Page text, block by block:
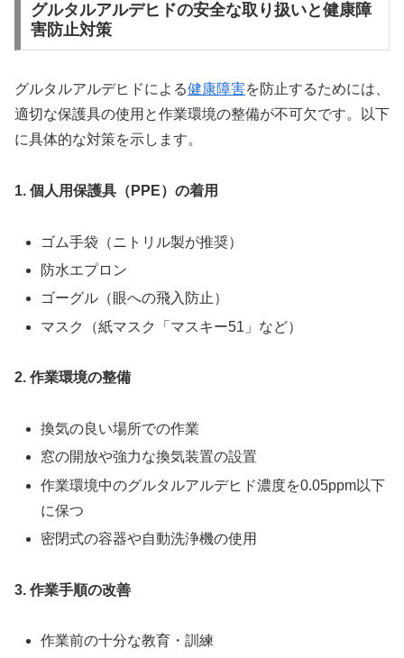
グルタルアルデヒドの安全な取り扱いと健康障
害防止対策
グルタルアルデヒドによる健康障害を防止するためには、
適切な保護具の使用と作業環境の整備が不可欠です。以下
に具体的な対策を示します。
1. 個人用保護具（PPE）の着用
ゴム手袋（ニトリル製が推奨）
防水エプロン
ゴーグル（眼への飛入防止）
マスク（紙マスク「マスキー51」など）
2. 作業環境の整備
換気の良い場所での作業
窓の開放や強力な換気装置の設置
作業環境中のグルタルアルデヒド濃度を0.05ppm以下
に保つ
密閉式の容器や自動洗浄機の使用
3. 作業手順の改善
作業前の十分な教育・訓練